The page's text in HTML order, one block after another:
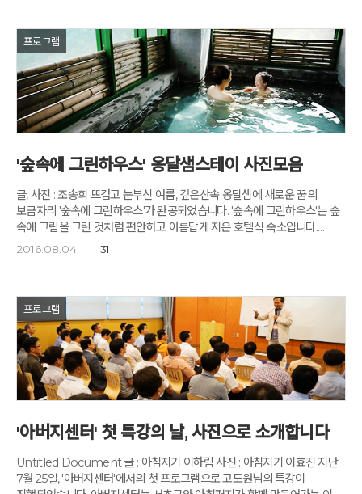
하는 학생들의 모습입니다. 길고 긴 여름날의 해가 저물어도 캠프에 참가 한
학생들의 밤은 저물 줄 모릅니다. '2분 스피치'가 진행되고 있는 도서관
1층의 풍경입니다. 긴 하루가 지났습니다. 하루 동안 참 많은 걸 배우고 많은
생각을 했습니다. '깊은산속 옹달샘', 숲속의 밤공기가 청량하네요. '깊은산속
옹달샘'의 새벽입니다. 숲의 나무들 사이로 여명이 스며들고 창가에
새소리가 요란합니다. 새벽 6시 30분, 명상의 집 천채방에서 아침명상이
시작 되었네요. 명상요가로 온몸의 근육을 스트레칭하고 숲의 청정한
기운을 몸 속 깊숙이 끌어들입니다. 익숙하지 않은 기공 수련의 동작까지 참
잘 따라하는 학생들이네요. 아침식사 후에는 '사감댄스'를 배우며 신나게
몸을 풉니다. '사감댄스'는 '사랑합니다. 감사합니다.'를 신나는 춤으로
표현하는 깊은산속 옹달샘의 힐링 퍼포먼스 캠페인으로 수많은 사람들의
사랑을 받고 있습니다. '지구 반대편에 사는 아프리카 아이들도 우리와 같은
사랑을 받고 물질을 누릴 권리가 있습니다. 그들과 함께 사랑을 나눕시다.'
월드비전의 세계시민의식 특강입니다. 세계인으로 살아갈 학생들에게
벤치에서 홀로 책을 보고 읽는 학생이네요. 도서관에서 맘에 드는 책 한권을
골랐나 봅니다. 숲속의 햇살이 유난히도 환하게 아이를 비춥니다. 옹달샘
카페도 학생들에게 참 좋은 놀이터입니다. 넘치는 끼와 에너지를 가진
중학생들, 사랑스러운 우리의 미래입니다. 무지개다락방에서 달려 나오는
여학생들을 만났습니다. 포즈를 잡아보라고 했더니 애교가 폭발하네요.
너무 예쁩니다. '희망나무 심기'입니다. 고통 받고 있는 세계의 아이들과 나의
꿈을 향한 희망나무를 심는 시간, 아침지기 윤나라님이 진행합니다.
꿈과 소망을 담고 그들이 펼쳐갈 무지개빛 미래를 그려봅니다. 그들이 심은
희망나무는 우리의 미래가 될 것입니다. 희망나무에 담긴 꿈과 소망을
발표하는 순서입니다. 기발한 아이디어와 넘치는 재치에 감탄과 박수가
쏟아집니다. 사랑이 넘치는 아이들입니다. 이 아이들이 심은 희망나무가
프로그램
'숲속에 그린하우스' 옹달샘스테이 사진모음
글, 사진 : 조송희 뜨겁고 눈부신 여름, 깊은산속 옹달샘에 새로운 꿈의
보금자리 '숲속에 그린하우스'가 완공되었습니다. '숲속에 그린하우스'는 숲
속에 그림을 그린 것처럼 편안하고 아름답게 지은 호텔식 숙소입니다.
'숲속에 그린하우스' 개관 기념 옹달샘스테이에 본격적인 휴가철을 맞은
부풀었습니다. '숲속에 그린하우스' 정문 로비에 들어서면 탁 트인 창을 통해
푸르고 시원한 숲이 먼저 눈에 들어옵니다. 그린하우스 객실입니다. 황토로
마감 된 객실은 정갈하고 단아하면서도 한없이 아늑합니다. 객실은
침대방과 온돌방으로 구분되어 있습니다. 명주솜에 하얀 시트를 입힌 우리
이불과 뽀얀 무명베게, 뽀송뽀송하고 부드러운 감촉이 고향에 계신 내
어머니의 손길인 듯 합니다. 탁자 위에는 신간 '더 사랑하고 싶어서'를
비롯한 고도원님의 주요 저서들이 놓여있네요. 옹달샘 스테이를 하면
마음껏 책을 읽을 수 있는 도서관을 이용할 수 있고 아름다운 숲속 길을
산책할 수 있습니다. 통나무명상, 소리명상, 명상요가 등 생활명상을 체험할
시작하기 전에 먼저 간단한 호흡법을 설명하는 김무겸 원장님입니다.
명상의 기본은 깊고 고요한 호흡입니다. '옹달샘 그린스파'는 그린하우스의
2016.08.04 31
프로그램
'아버지센터' 첫 특강의 날, 사진으로 소개합니다
Untitled Document 글 : 아침지기 이하림 사진 : 아침지기 이효진 지난
7월 25일, '아버지센터'에서의 첫 프로그램으로 고도원님의 특강이